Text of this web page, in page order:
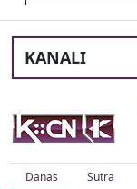
KANALI
Danas Sutra